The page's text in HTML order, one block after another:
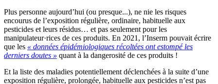
Plus personne aujourd’hui (ou presque...), ne nie les risques
encourus de l’exposition régulière, ordinaire, habituelle aux
pesticides et leurs résidus… et pas seulement pour les
manipulateur·rices de ces produits. En 2021, l’Inserm pouvait écrire
que les « données épidémiologiques récoltées ont estompé les
derniers doutes » quant à la dangerosité de ces produits !
Et la liste des maladies potentiellement déclenchées à la suite d’une
exposition régulière, prolongée, habituelle aux pesticides n’est pas